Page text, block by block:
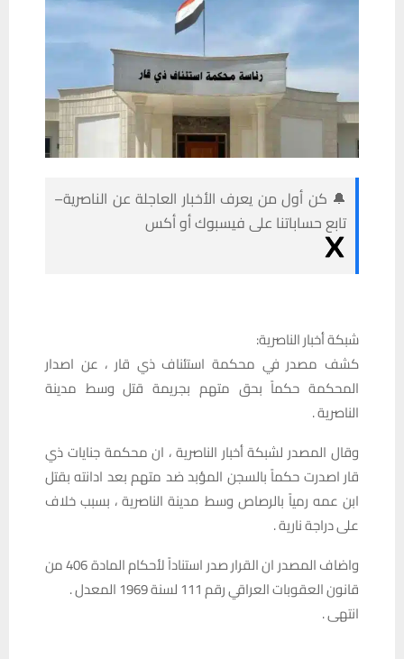
🔔 كن أول من يعرف الأخبار العاجلة عن الناصرية–
تابع حساباتنا على فيسبوك أو أكس
شبكة أخبار الناصرية:
كشف مصدر في محكمة استئناف ذي قار ، عن اصدار
المحكمة حكماً بحق متهم بجريمة قتل وسط مدينة
الناصرية .
وقال المصدر لشبكة أخبار الناصرية ، ان محكمة جنايات ذي
قار اصدرت حكماً بالسجن المؤبد ضد متهم بعد ادانته بقتل
ابن عمه رمياً بالرصاص وسط مدينة الناصرية ، بسبب خلاف
على دراجة نارية .
واضاف المصدر ان القرار صدر استناداً لأحكام المادة 406 من
قانون العقوبات العراقي رقم 111 لسنة 1969 المعدل .
انتهى .